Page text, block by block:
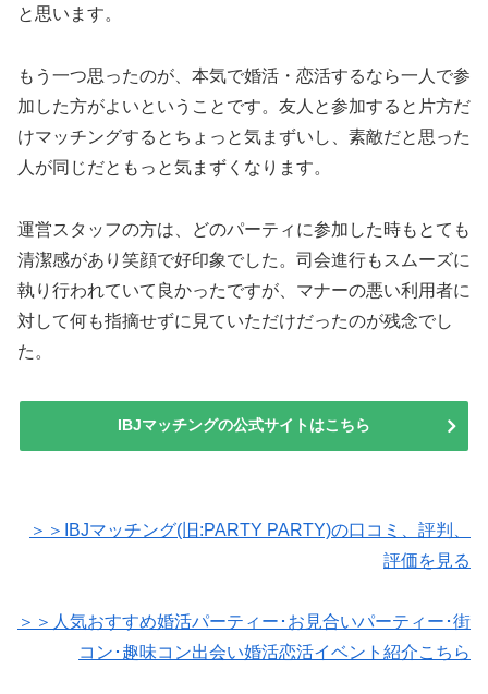
と思います。
もう一つ思ったのが、本気で婚活・恋活するなら一人で参
加した方がよいということです。友人と参加すると片方だ
けマッチングするとちょっと気まずいし、素敵だと思った
人が同じだともっと気まずくなります。
運営スタッフの方は、どのパーティに参加した時もとても
清潔感があり笑顔で好印象でした。司会進行もスムーズに
執り行われていて良かったですが、マナーの悪い利用者に
対して何も指摘せずに見ていただけだったのが残念でし
た。
IBJマッチングの公式サイトはこちら
＞＞IBJマッチング(旧:PARTY PARTY)の口コミ、評判、
評価を見る
＞＞人気おすすめ婚活パーティー･お見合いパーティー･街
コン･趣味コン出会い婚活恋活イベント紹介こちら